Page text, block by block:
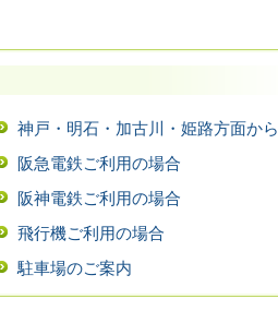
神戸・明石・加古川・姫路方面から
阪急電鉄ご利用の場合
阪神電鉄ご利用の場合
飛行機ご利用の場合
駐車場のご案内